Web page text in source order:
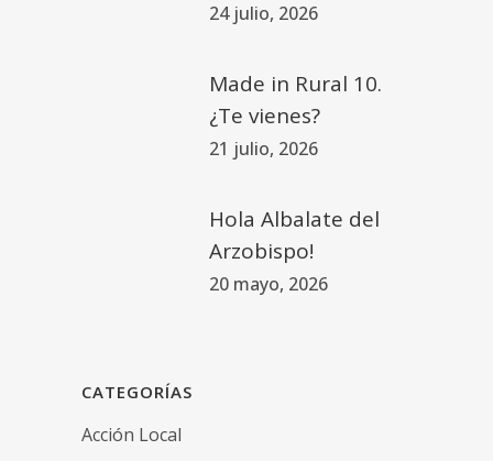
24 julio, 2026
Made in Rural 10.
¿Te vienes?
21 julio, 2026
Hola Albalate del
Arzobispo!
20 mayo, 2026
CATEGORÍAS
Acción Local